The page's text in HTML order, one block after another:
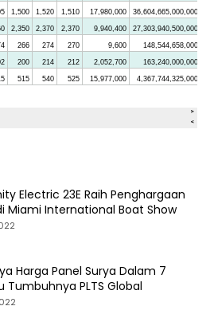
Raih Penghargaan
Miami International Boat Show
Harga Panel Surya Dalam 7
Tumbuhnya PLTS Global